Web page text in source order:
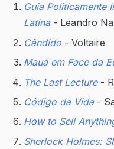
Guia Politicamente
Latina- Leandro
Cândido - Voltaire
Mauá em Face da
The Last Lecture-
Código da Vida-
How to Sell
Sherlock Holmes: